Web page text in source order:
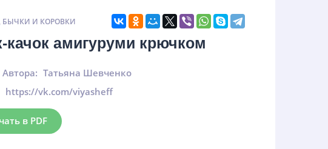
, БЫЧКИ И КОРОВКИ
качок амигуруми крючком
Татьяна Шевченко
https://vk.com/viyasheff
в PDF